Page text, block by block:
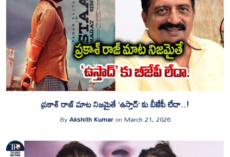
ప్రకాశ్ రాజ్ మాట నిజమైతే ‘ఉస్తాద్’ కు బీజేపీ లేదా..!
ByAkshith KumaronMarch 21, 2026